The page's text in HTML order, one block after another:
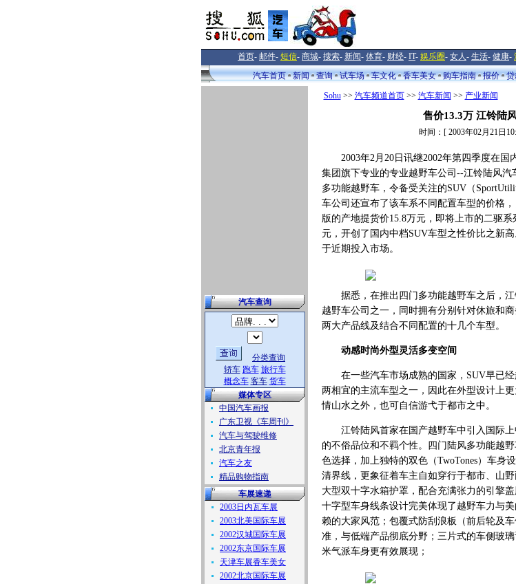
首页- 邮件- 短信- 商城- 搜索- 新闻- 体育- 财经- IT- 娱乐圈- 女人- 生活- 健康-
汽车首页
新闻 查询 试车场 车文化 香车美女 购车指南 报价 贷
汽车查询
分类查询
轿车 跑车 旅行车
概念车 客车 货车
媒体专区
中国汽车画报
广东卫视《车周刊》
汽车与驾驶维修
北京青年报
汽车之友
精品购物指南
车展速递
2003日内瓦车展
2003北美国际车展
2002汉城国际车展
2002东京国际车展
天津车展香车美女
2002北京国际车展
Sohu>> 汽车频道首页>> 汽车新闻 >> 产业新闻
售价13.3万 江铃陆
时间：[ 2003年02月21日
2003年2月20日讯继2002年第四季度在国
集团旗下专业的专业越野车公司--江铃陆风
多功能越野车，令备受关注的SUV（
车公司还宣布了该车系不同配置车型的价格
版的产地提货价15.8万元，即将上市的二驱
元，开创了国内中档SUV车型之性价比之新
于近期投入市场。
据悉，在推出四门多功能越野车之后，江
越野车公司之一，同时拥有分别针对休旅和
两大产品线及结合不同配置的十几个车型。
动感时尚外型灵活多变空间
在一些汽车市场成熟的国家，SUV早已经
两相宜的主流车型之一，因此在外型设计上
情山水之外，也可自信游弋于都市之中。
江铃陆风首家在国产越野车中引入国际上
的不俗品位和不羁个性。四门陆风多功能越
色选择，加上独特的双色（TwoTones）车身
清界线，更象征着车主自如穿行于都市、山
大型双十字水箱护罩，配合充满张力的引擎
十字型车身线条设计完美体现了越野车力与
赖的大家风范；包覆式防刮浪板（前后轮及
准，与低端产品彻底分野；三片式的车侧玻
米气派车身更有效展现；